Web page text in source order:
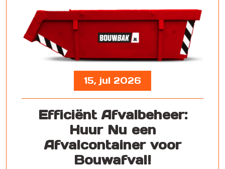
15, jul 2026
Efficiënt Afvalbeheer:
Huur Nu een
Afvalcontainer voor
Bouwafval!